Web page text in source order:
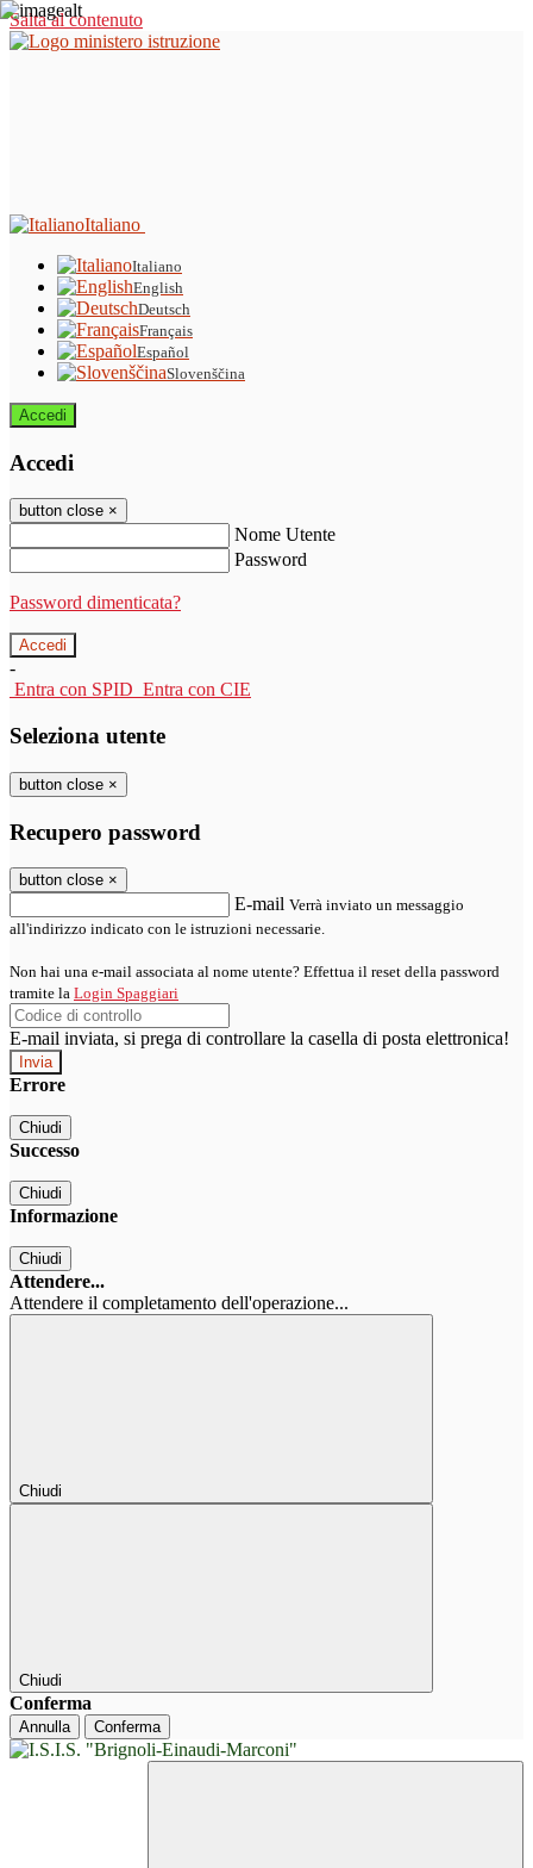
Salta al contenuto
Italiano
Italiano
English
Deutsch
Français
Español
Slovenščina
Accedi
Accedi
button close ×
Nome Utente
Password
Password dimenticata?
-
Entra con SPID Entra con CIE
Seleziona utente
button close ×
Recupero password
button close ×
E-mail Verrà inviato un messaggio
all'indirizzo indicato con le istruzioni necessarie.
Non hai una e-mail associata al nome utente? Effettua il reset della password
tramite la Login Spaggiari
E-mail inviata, si prega di controllare la casella di posta elettronica!
Errore
Chiudi
Successo
Chiudi
Informazione
Chiudi
Attendere...
Attendere il completamento dell'operazione...
Chiudi
Chiudi
Conferma
Annulla Conferma